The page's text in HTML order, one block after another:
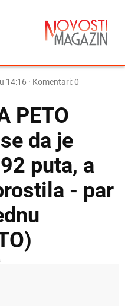
14:16 · Komentari: 0
PETO
da je
puta, a
- par